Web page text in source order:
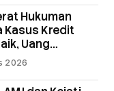
Hukuman
Kasus Kredit
Uang
Miliar
2026